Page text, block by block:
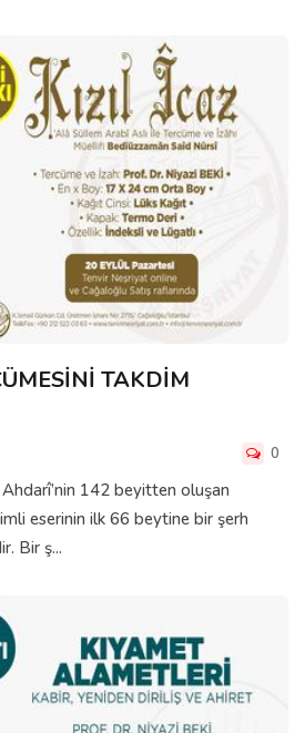
TAKDİM
0
Ahdarî’nin 142 beyitten oluşan
eserinin ilk 66 beytine bir şerh
Bir ş...